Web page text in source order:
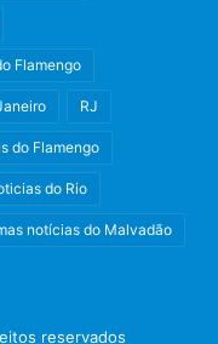
Flamengo
RJ
do Flamengo
do Rio
notícias do Malvadão
reservados